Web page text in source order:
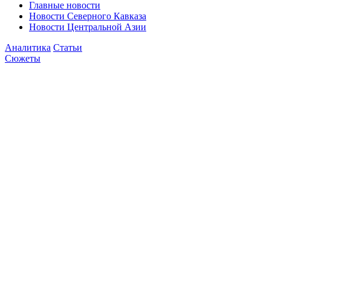
Главные новости
Новости Северного Кавказа
Новости Центральной Азии
Аналитика Статьи
Сюжеты